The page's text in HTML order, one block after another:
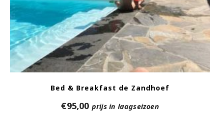
Bed & Breakfast de Zandhoef
€95,00 prijs in laagseizoen